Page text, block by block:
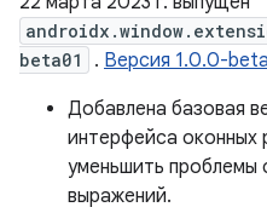
beta01
. Версия 1.0.0-
Добавлена ​​базовая
интерфейса оконных
уменьшить проблемы
выражений.